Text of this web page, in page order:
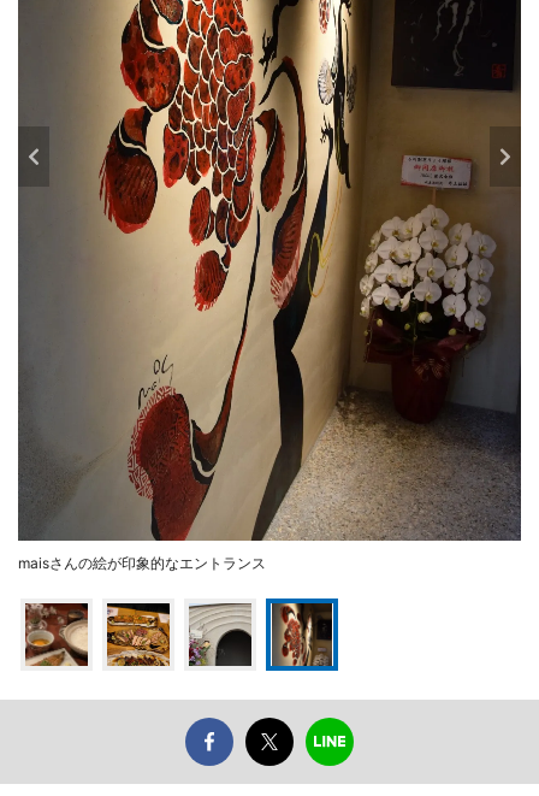
maisさんの絵が印象的なエントランス